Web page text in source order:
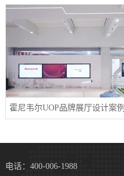
霍尼韦尔UOP品牌展厅设计案例
电话：400-006-1988